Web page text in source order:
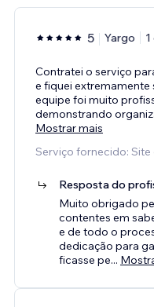
5 Yargo
Contratei o serviço
e fiquei
equipe foi muito
demonstrando
Mostrar mais
Serviço fornecido:
Resposta do
Muito obrigado
contentes em
e de todo o
dedicação para
ficasse pe...